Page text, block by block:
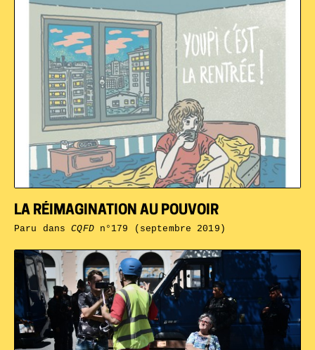
LA RÉIMAGINATION AU POUVOIR
Paru dansCQFDn°179 (septembre 2019)